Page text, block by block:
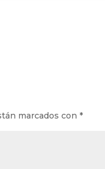
marcados con *